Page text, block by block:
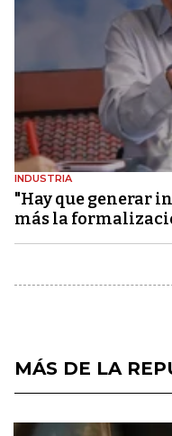
INDUSTRIA
"Hay que generar
más la
MÁS DE LA